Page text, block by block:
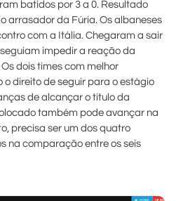
batidos por 3 a 0. Resultado
arrasador da Fúria. Os albaneses
com a Itália. Chegaram a sair
impedir a reação da
dois times com melhor
direito de seguir para o estágio
de alcançar o título da
também pode avançar na
precisa ser um dos quatro
na comparação entre os seis